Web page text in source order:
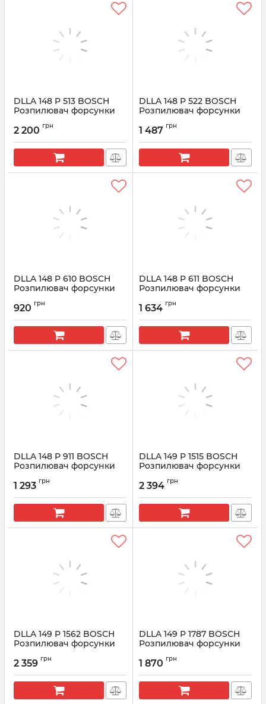
DLLA 148 P 513 BOSCH
Розпилювач форсунки
Артикул: 0433171369
2 200 грн
DLLA 148 P 522 BOSCH
Розпилювач форсунки
Артикул:
1 487 грн
DLLA 148 P 610 BOSCH
Розпилювач форсунки
Артикул:
920 грн
DLLA 148 P 611 BOSCH
Розпилювач форсунки
Артикул:
1 634 грн
DLLA 148 P 911 BOSCH
Розпилювач форсунки
Артикул:
1 293 грн
DLLA 149 P 1515 BOSCH
Розпилювач форсунки
Артикул:
2 394 грн
DLLA 149 P 1562 BOSCH
Розпилювач форсунки
Артикул:
2 359 грн
DLLA 149 P 1787 BOSCH
Розпилювач форсунки
Артикул:
1 870 грн